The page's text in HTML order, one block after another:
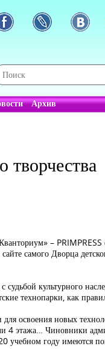
Архив
творчества
–
самого Дворца
культурного
технопарки, как
для освоения новых
4 этажа… Чиновники
году имеются